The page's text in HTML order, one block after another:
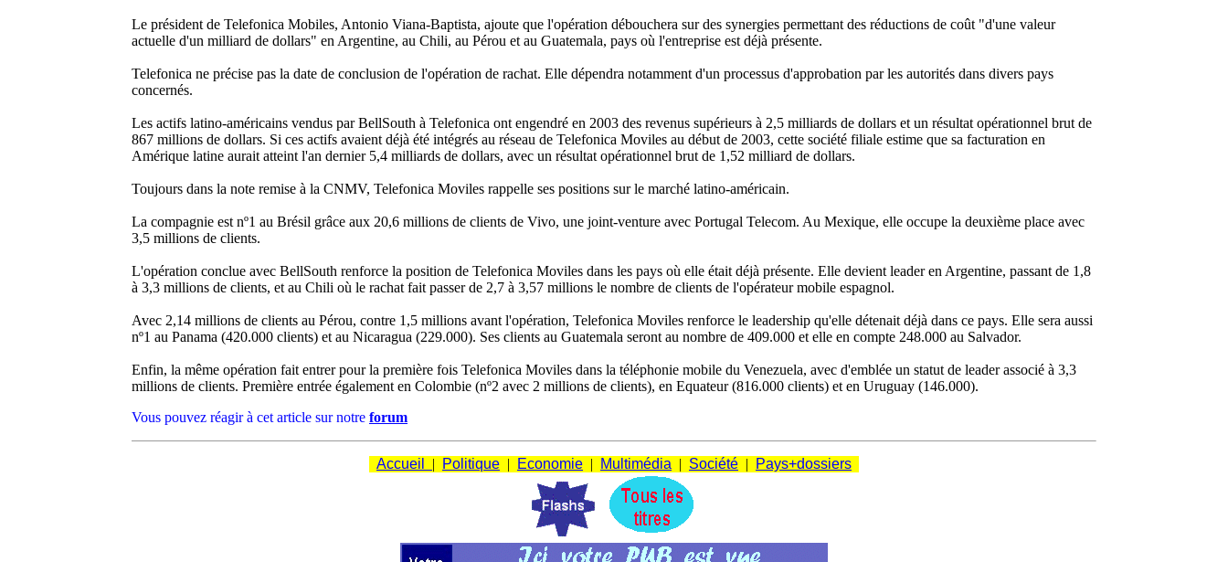
Le président de Telefonica Mobiles, Antonio Viana-Baptista, ajoute que l'opération débouchera sur des synergies permettant des réductions de coût "d'une valeur
actuelle d'un milliard de dollars" en Argentine, au Chili, au Pérou et au Guatemala, pays où l'entreprise est déjà présente.
Telefonica ne précise pas la date de conclusion de l'opération de rachat. Elle dépendra notamment d'un processus d'approbation par les autorités dans divers pays
concernés.
Les actifs latino-américains vendus par BellSouth à Telefonica ont engendré en 2003 des revenus supérieurs à 2,5 milliards de dollars et un résultat opérationnel brut de
867 millions de dollars. Si ces actifs avaient déjà été intégrés au réseau de Telefonica Moviles au début de 2003, cette société filiale estime que sa facturation en
Amérique latine aurait atteint l'an dernier 5,4 milliards de dollars, avec un résultat opérationnel brut de 1,52 milliard de dollars.
Toujours dans la note remise à la CNMV, Telefonica Moviles rappelle ses positions sur le marché latino-américain.
La compagnie est nº1 au Brésil grâce aux 20,6 millions de clients de Vivo, une joint-venture avec Portugal Telecom. Au Mexique, elle occupe la deuxième place avec
3,5 millions de clients.
L'opération conclue avec BellSouth renforce la position de Telefonica Moviles dans les pays où elle était déjà présente. Elle devient leader en Argentine, passant de 1,8
à 3,3 millions de clients, et au Chili où le rachat fait passer de 2,7 à 3,57 millions le nombre de clients de l'opérateur mobile espagnol.
Avec 2,14 millions de clients au Pérou, contre 1,5 millions avant l'opération, Telefonica Moviles renforce le leadership qu'elle détenait déjà dans ce pays. Elle sera aussi
nº1 au Panama (420.000 clients) et au Nicaragua (229.000). Ses clients au Guatemala seront au nombre de 409.000 et elle en compte 248.000 au Salvador.
Enfin, la même opération fait entrer pour la première fois Telefonica Moviles dans la téléphonie mobile du Venezuela, avec d'emblée un statut de leader associé à 3,3
millions de clients. Première entrée également en Colombie (nº2 avec 2 millions de clients), en Equateur (816.000 clients) et en Uruguay (146.000).
Vous pouvez réagir à cet article sur notre forum
Accueil | Politique | Economie | Multimédia | Société | Pays+dossiers